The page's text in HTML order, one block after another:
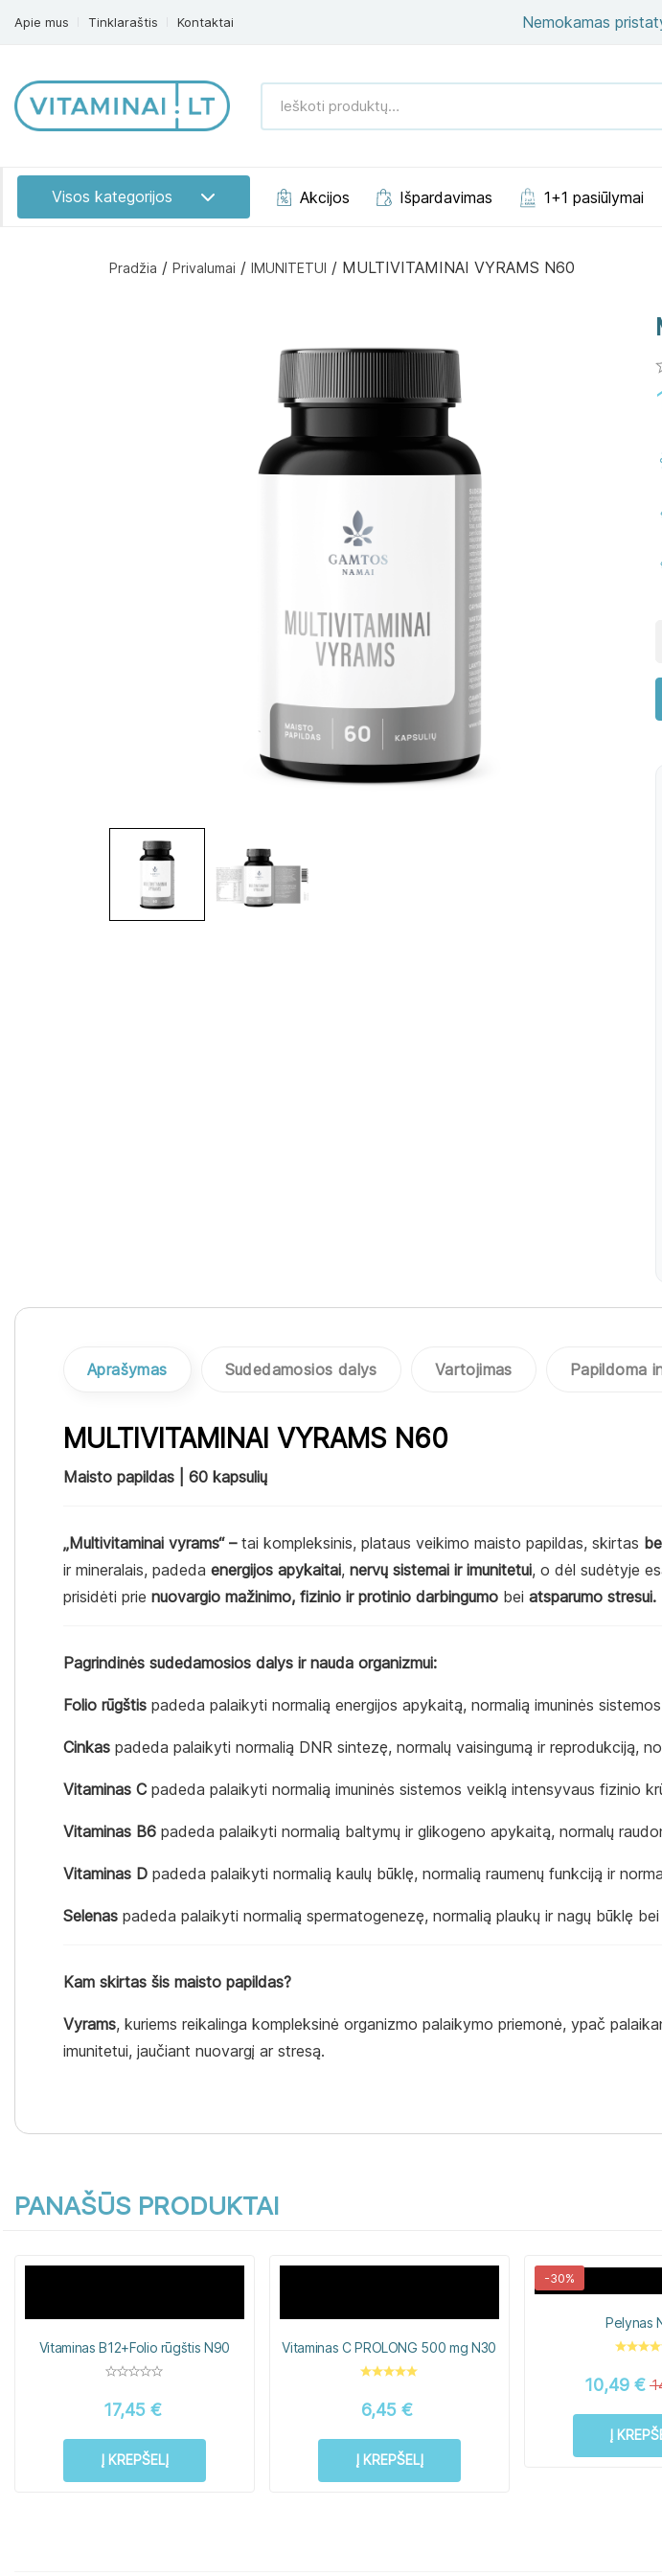
Apie mus Tinklaraštis Kontaktai Nemokamas
Ieškoti
produktų:
Visos kategorijos Akcijos Išpardavimas 1+1 pasiūlymai
Pradžia / Privalumai / IMUNITETUI / MULTIVITAMINAI VYRAMS N60
Aprašymas Sudedamosios dalys Vartojimas Papildoma
MULTIVITAMINAI VYRAMS N60
Maisto papildas | 60 kapsulių
„Multivitaminai vyrams“ –tai kompleksinis, plataus veikimo maisto papildas, skirtas
ir mineralais, padeda energijos apykaitai, nervų sistemai ir imunitetui, o dėl sudėtyje
prisidėti prie nuovargio mažinimo, fizinio ir protinio darbingumo bei atsparumo stresui.
Pagrindinės sudedamosios dalys ir nauda organizmui:
Folio rūgštis padeda palaikyti normalią energijos apykaitą, normalią imuninės
Cinkas padeda palaikyti normalią DNR sintezę, normalų vaisingumą ir reprodukciją,
Vitaminas Cpadeda palaikyti normalią imuninės sistemos veiklą intensyvaus fizinio
Vitaminas B6 padeda palaikyti normalią baltymų ir glikogeno apykaitą, normalų
Vitaminas D padeda palaikyti normalią kaulų būklę, normalią raumenų funkciją ir
Selenas padeda palaikyti normalią spermatogenezę, normalią plaukų ir nagų būklę
Kam skirtas šis maisto papildas?
Vyrams, kuriems reikalinga kompleksinė organizmo palaikymo priemonė, ypač
imunitetui, jaučiant nuovargį ar stresą.
PANAŠŪS PRODUKTAI
Vitaminas B12+Folio rūgštis N90
17,45 €
Į KREPŠELĮ
Vitaminas C PROLONG 500 mg N30
6,45€
Į KREPŠELĮ
-30%
Pelynas
10,49 €
Į